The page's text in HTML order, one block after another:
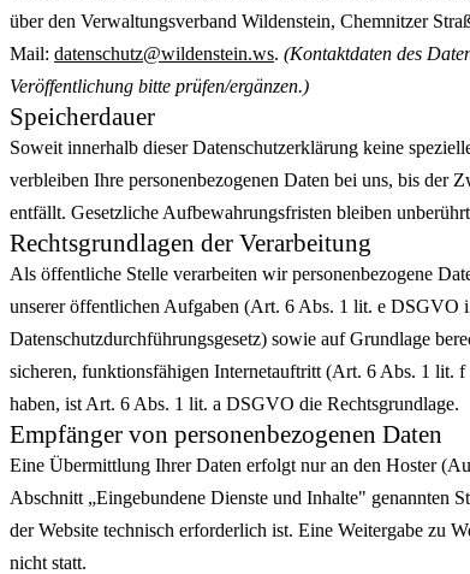
über den Verwaltungsverband Wildenstein, Chemnitzer
Mail: datenschutz@wildenstein.ws. (Kontaktdaten des
Veröffentlichung bitte prüfen/ergänzen.)
Speicherdauer
Soweit innerhalb dieser Datenschutzerklärung keine
verbleiben Ihre personenbezogenen Daten bei uns, bis der
entfällt. Gesetzliche Aufbewahrungsfristen bleiben
Rechtsgrundlagen der Verarbeitung
Als öffentliche Stelle verarbeiten wir personenbezogene
unserer öffentlichen Aufgaben (Art. 6 Abs. 1 lit. e DSGVO
Datenschutzdurchführungsgesetz) sowie auf Grundlage
sicheren, funktionsfähigen Internetauftritt (Art. 6 Abs. 1 lit.
haben, ist Art. 6 Abs. 1 lit. a DSGVO die Rechtsgrundlage.
Empfänger von personenbezogenen Daten
Eine Übermittlung Ihrer Daten erfolgt nur an den Hoster
Abschnitt „Eingebundene Dienste und Inhalte" genannten
der Website technisch erforderlich ist. Eine Weitergabe zu
nicht statt.